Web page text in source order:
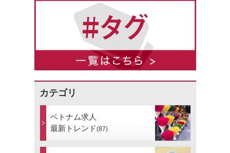
カテゴリ
ベトナム求人
最新トレンド(87)